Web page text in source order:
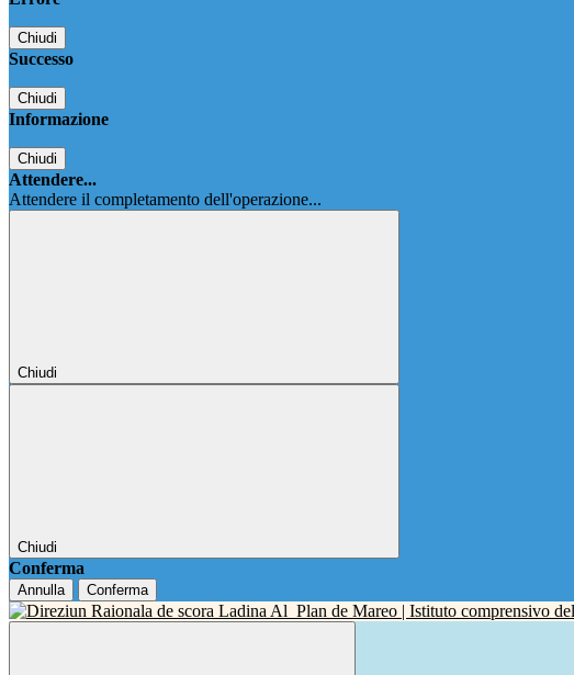
Chiudi
Successo
Chiudi
Informazione
Chiudi
Attendere...
Attendere il completamento dell'operazione...
Chiudi
Chiudi
Conferma
Annulla Conferma